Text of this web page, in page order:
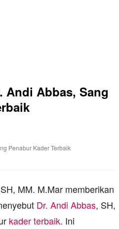
Andi Abbas, Sang
MM. M.Mar memberikan
Dr. Andi Abbas, SH,
kader terbaik. Ini